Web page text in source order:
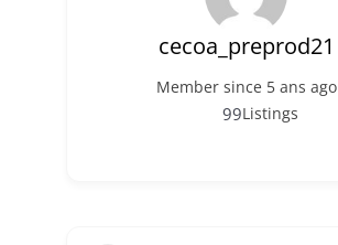
cecoa_preprod21
Member since 5 ans ago
99Listings